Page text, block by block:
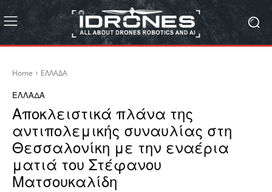
Home ΕΛΛΑΔΑ
ΕΛΛΑΔΑ
Αποκλειστικά πλάνα της
αντιπολεμικής συναυλίας στη
Θεσσαλονίκη με την εναέρια
ματιά του Στέφανου
Ματσουκαλίδη